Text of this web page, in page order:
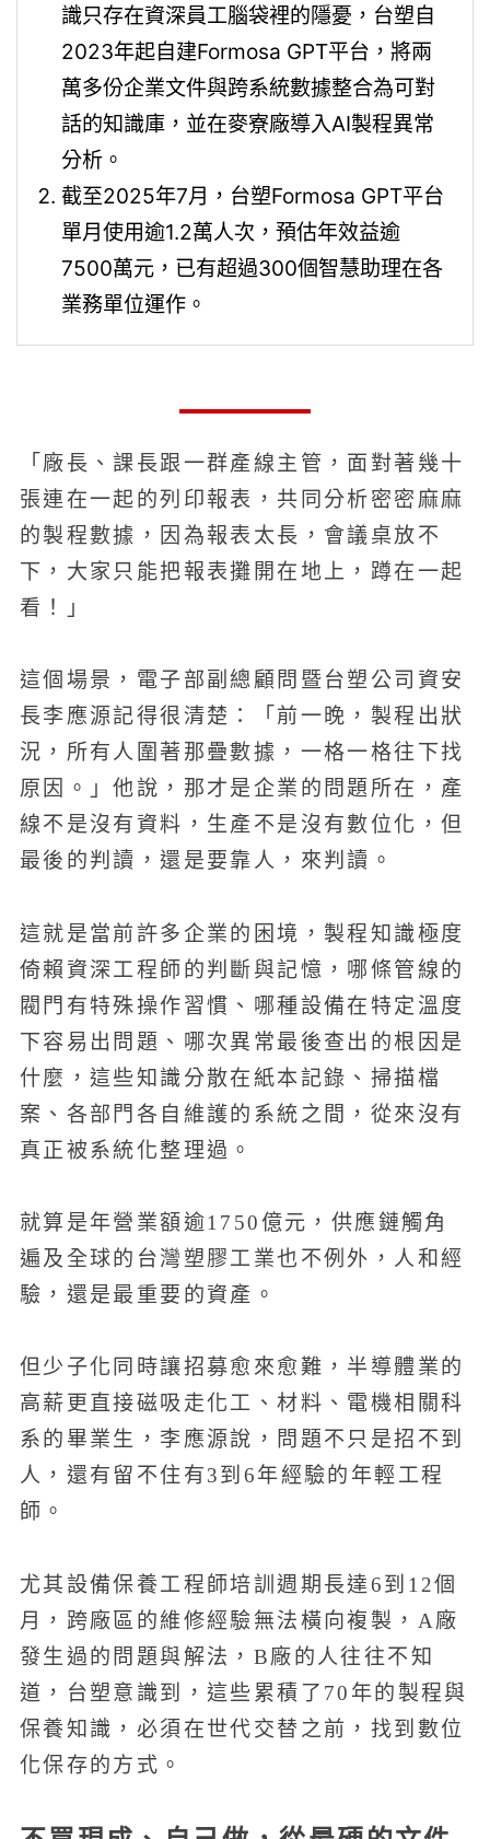
識只存在資深員工腦袋裡的隱憂，台塑自
2023年起自建Formosa GPT平台，將兩
萬多份企業文件與跨系統數據整合為可對
話的知識庫，並在麥寮廠導入AI製程異常
分析。
截至2025年7月，台塑Formosa GPT平台
單月使用逾1.2萬人次，預估年效益逾
7500萬元，已有超過300個智慧助理在各
業務單位運作。
「廠長、課長跟一群產線主管，面對著幾十
張連在一起的列印報表，共同分析密密麻麻
的製程數據，因為報表太長，會議桌放不
下，大家只能把報表攤開在地上，蹲在一起
看！」
這個場景，電子部副總顧問暨台塑公司資安
長李應源記得很清楚：「前一晚，製程出狀
況，所有人圍著那疊數據，一格一格往下找
原因。」他說，那才是企業的問題所在，產
線不是沒有資料，生產不是沒有數位化，但
最後的判讀，還是要靠人，來判讀。
這就是當前許多企業的困境，製程知識極度
倚賴資深工程師的判斷與記憶，哪條管線的
閥門有特殊操作習慣、哪種設備在特定溫度
下容易出問題、哪次異常最後查出的根因是
什麼，這些知識分散在紙本記錄、掃描檔
案、各部門各自維護的系統之間，從來沒有
真正被系統化整理過。
就算是年營業額逾1750億元，供應鏈觸角
遍及全球的台灣塑膠工業也不例外，人和經
驗，還是最重要的資產。
但少子化同時讓招募愈來愈難，半導體業的
高薪更直接磁吸走化工、材料、電機相關科
系的畢業生，李應源說，問題不只是招不到
人，還有留不住有3到6年經驗的年輕工程
師。
尤其設備保養工程師培訓週期長達6到12個
月，跨廠區的維修經驗無法橫向複製，A廠
發生過的問題與解法，B廠的人往往不知
道，台塑意識到，這些累積了70年的製程與
保養知識，必須在世代交替之前，找到數位
化保存的方式。